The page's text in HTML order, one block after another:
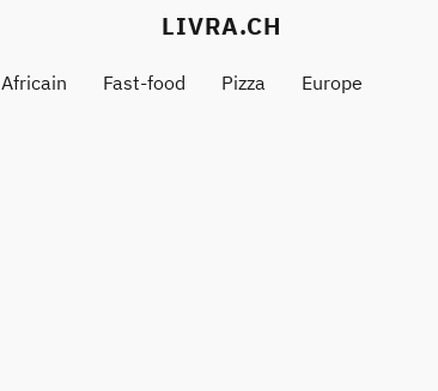
LIVRA.CH
Africain Fast-food Pizza Europe